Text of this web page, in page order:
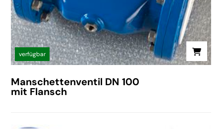
verfügbar
Manschettenventil DN 100
mit Flansch